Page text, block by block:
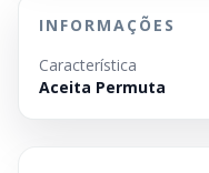
INFORMAÇÕES
Característica
Aceita Permuta